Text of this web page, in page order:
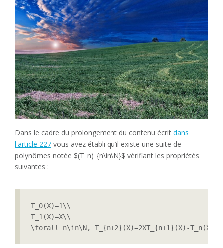
Dans le cadre du prolongement du contenu écrit dans
l'article 227 vous avez établi qu’il existe une suite de
polynômes notée $(T_n)_{n\in\N}$ vérifiant les propriétés
suivantes :
T_0(X)=1\\
T_1(X)=X\\
\forall n\in\N, T_{n+2}(X)=2XT_{n+1}(X)-T_n(X).